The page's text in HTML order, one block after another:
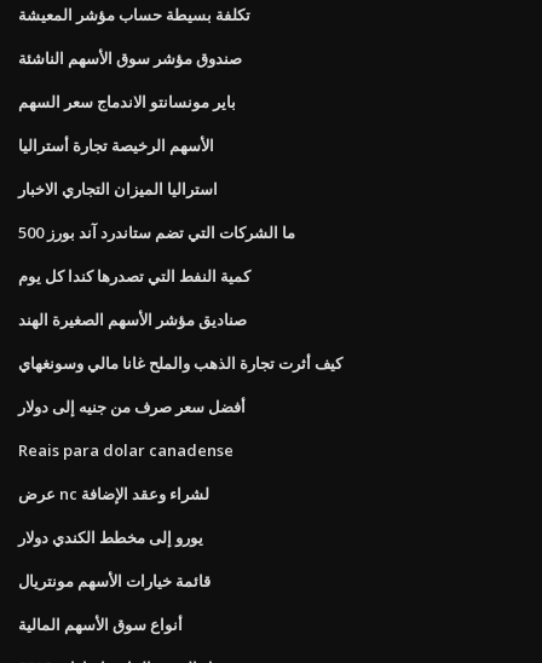
تكلفة بسيطة حساب مؤشر المعيشة
صندوق مؤشر سوق الأسهم الناشئة
باير مونسانتو الاندماج سعر السهم
الأسهم الرخيصة تجارة أستراليا
استراليا الميزان التجاري الاخبار
ما الشركات التي تضم ستاندرد آند بورز 500
كمية النفط التي تصدرها كندا كل يوم
صناديق مؤشر الأسهم الصغيرة الهند
كيف أثرت تجارة الذهب والملح غانا مالي وسونغهاي
أفضل سعر صرف من جنيه إلى دولار
Reais para dolar canadense
عرض nc لشراء وعقد الإضافة
يورو إلى مخطط الكندي دولار
قائمة خيارات الأسهم مونتريال
أنواع سوق الأسهم المالية